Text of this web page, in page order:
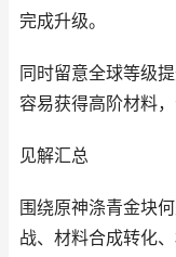
完成升级。
同时留意全球等级
容易获得高阶材料
见解汇总
围绕原神涤青金块
战、材料合成转化